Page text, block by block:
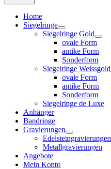
Home
Siegelringe
Siegelringe Gold
ovale Form
antike Form
Sonderform
Siegelringe Weissgold
ovale Form
antike Form
Sonderform
Siegelringe de Luxe
Anhänger
Bandringe
Gravierungen
Edelsteingravierungen
Metallgravierungen
Angebote
Mein Konto